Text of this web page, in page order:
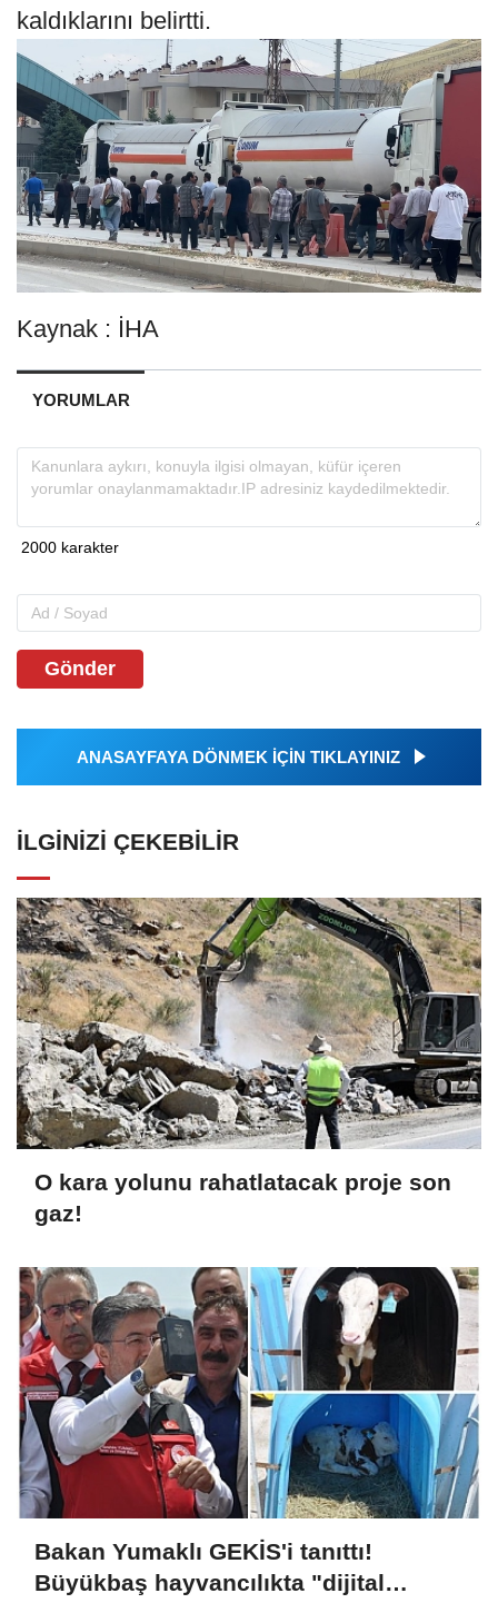
kaldıklarını belirtti.
Kaynak : İHA
YORUMLAR
Gönder
ANASAYFAYA DÖNMEK İÇİN TIKLAYINIZ
İLGINIZI ÇEKEBILIR
O kara yolunu rahatlatacak proje son
gaz!
Bakan Yumaklı GEKİS'i tanıttı!
Büyükbaş hayvancılıkta "dijital